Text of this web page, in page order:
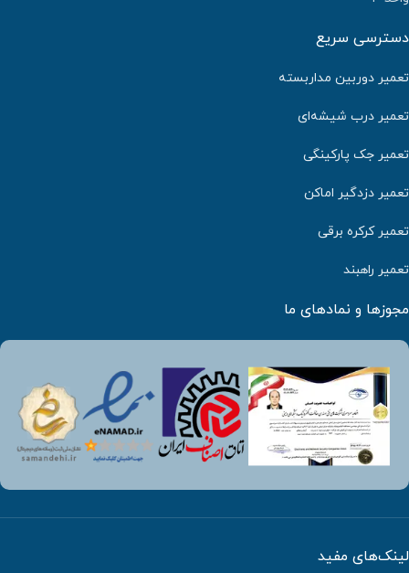
دسترسی سریع
تعمیر دوربین مداربسته
تعمیر درب شیشه‌ای
تعمیر جک پارکینگی
تعمیر دزدگیر اماکن
تعمیر کرکره برقی
تعمیر راهبند
مجوزها و نمادهای ما
لینک‌های مفید